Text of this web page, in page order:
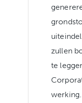
zullen
te
werking.